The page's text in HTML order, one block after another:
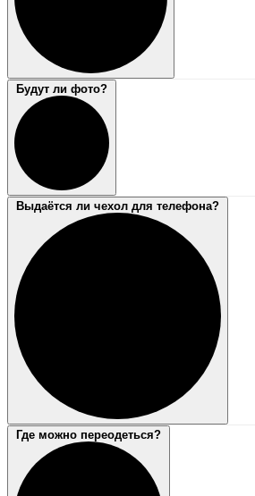
Будут ли фото?
Выдаётся ли чехол для телефона?
Где можно переодеться?